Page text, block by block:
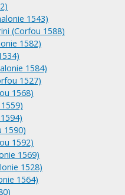
1543)
(Corfou 1588)
1582)
1584)
1527)
1568)
1590)
1592)
1569)
1528)
1564)